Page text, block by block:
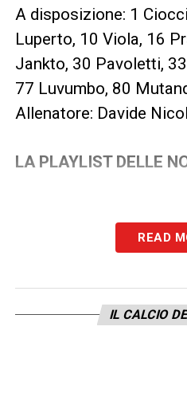
A disposizione: 1
Luperto, 10 Viola, 16
Jankto, 30 Pavoletti,
77 Luvumbo, 80
Allenatore: Davide
LA PLAYLIST DELLE
READ
IL CALCIO